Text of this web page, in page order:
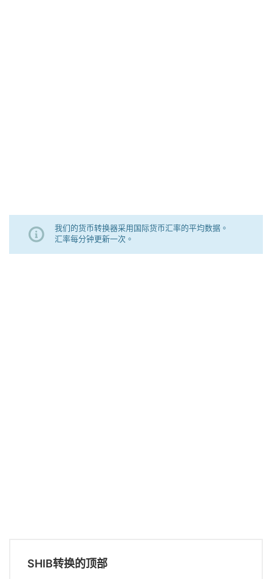
我们的货币转换器采用国际货币汇率的平均数据。
汇率每分钟更新一次。
SHIB转换的顶部